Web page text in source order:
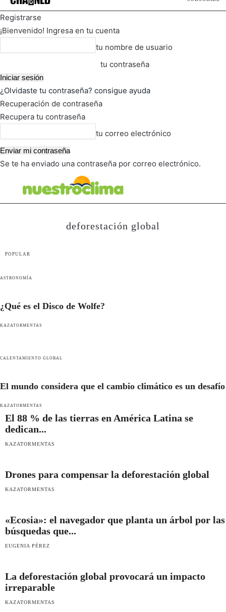
Registrarse
¡Bienvenido! Ingresa en tu cuenta
tu nombre de usuario
tu contraseña
¿Olvidaste tu contraseña? consigue ayuda
Recuperación de contraseña
Recupera tu contraseña
tu correo electrónico
Se te ha enviado una contraseña por correo electrónico.
deforestación global
POPULAR
ASTRONOMÍA
¿Qué es el Disco de Wolfe?
KAZATORMENTAS
CALENTAMIENTO GLOBAL
El mundo considera que el cambio climático es un desafío
KAZATORMENTAS
El 88 % de las tierras en América Latina se
dedican...
KAZATORMENTAS
Drones para compensar la deforestación global
KAZATORMENTAS
«Ecosia»: el navegador que planta un árbol por las
búsquedas que...
EUGENIA PÉREZ
La deforestación global provocará un impacto
irreparable
KAZATORMENTAS